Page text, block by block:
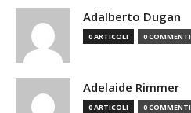
Adalberto Dugan
0 ARTICOLI 0 COMMENTI
Adelaide Rimmer
0 ARTICOLI 0 COMMENTI